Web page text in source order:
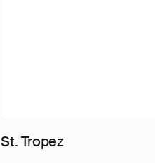
St. Tropez